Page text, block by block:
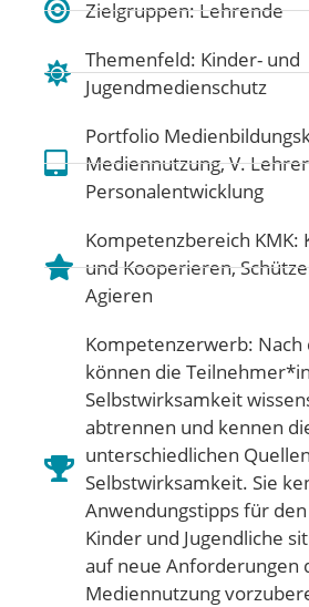
Zielgruppen: Lehrende
Themenfeld: Kinder- und
Jugendmedienschutz
Portfolio
Mediennutzung,V.
Personalentwicklung
Kompetenzbereich KMK:
und Kooperieren,
Agieren
Kompetenzerwerb: Nach
können die
Selbstwirksamkeit
abtrennen und kennen
unterschiedlichen
Selbstwirksamkeit. Sie
Anwendungstipps für
Kinder und Jugendliche
auf neue Anforderungen
Mediennutzung